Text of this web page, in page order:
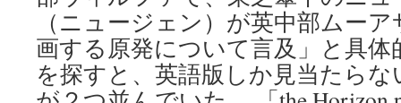
（ニュージェン）が英中部ムー
画する原発について言及」と具
を探すと、英語版しか見当たら